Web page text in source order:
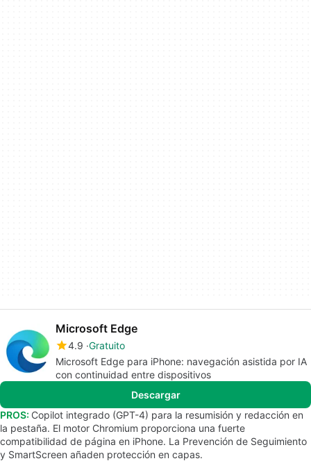
Microsoft Edge
4.9 Gratuito
Microsoft Edge para iPhone: navegación asistida por IA
con continuidad entre dispositivos
Descargar
PROS: Copilot integrado (GPT-4) para la resumisión y redacción en
la pestaña. El motor Chromium proporciona una fuerte
compatibilidad de página en iPhone. La Prevención de Seguimiento
y SmartScreen añaden protección en capas.